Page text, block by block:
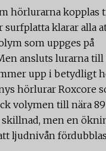
hörlurarna kopplas
klarar alla
som uppges på
ansluts lurarna till
upp i betydligt
hörlurar Roxcore
volymen till nära
men en
ljudnivån